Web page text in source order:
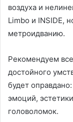
воздуха и
Limbo и INSIDE,
метроидванию.
Рекомендуем
достойного
будет оправдано:
эмоций,
головоломок.